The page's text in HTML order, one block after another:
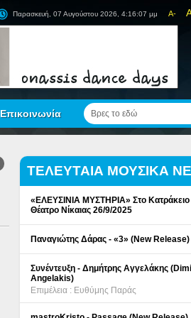
A-
Παρασκευή, 07 Αυγούστου 2026, 4:16:07 μμ
Επικοινωνία
ΤΕΛΕΥΤΑΙΑ ΜΟΥΣΙΚΑ
«ΕΛΕΥΣΙΝΙΑ ΜΥΣΤΗΡΙΑ» Στο Κατράκειο
Θέατρο Νίκαιας 26/9/2025
Παναγιώτης Δάρας - «3» (New Release)
Συνέντευξη - Δημήτρης Αγγελάκης
Angelakis)
Επιμέλεια : Ευθύμης Παράς